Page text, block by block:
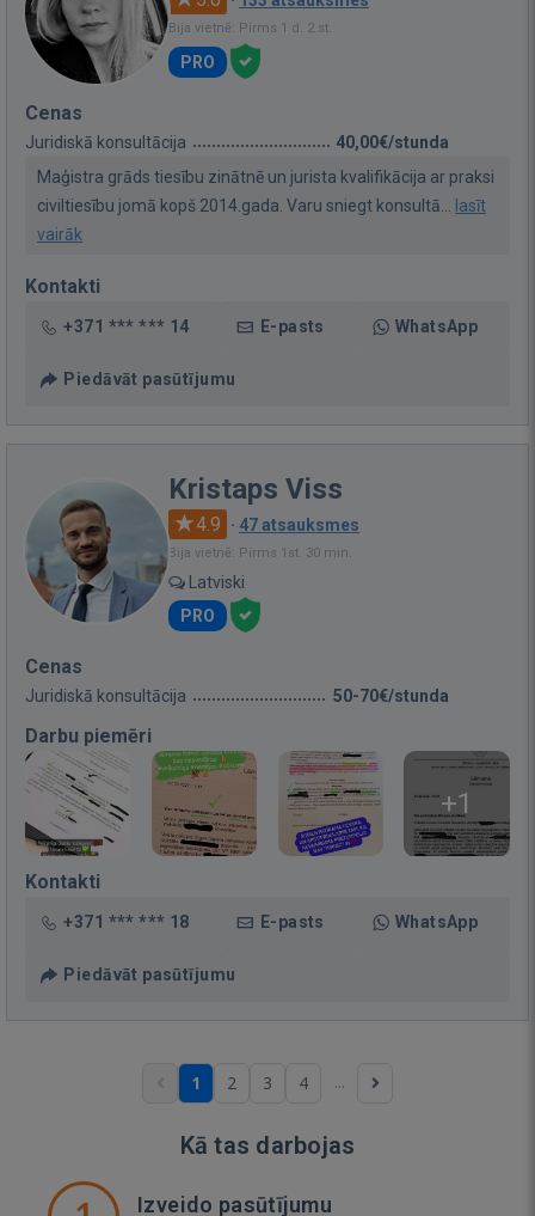
Bija vietnē: Pirms 1 d. 2 st.
PRO
Cenas
Juridiskā konsultācija
40,00€/stunda
Maģistra grāds tiesību zinātnē un jurista kvalifikācija ar praksi
civiltiesību jomā kopš 2014.gada. Varu sniegt konsultā... lasīt
vairāk
Kontakti
+371 *** *** 14 E-pasts WhatsApp
Piedāvāt pasūtījumu
Kristaps Viss
4.9 · 47 atsauksmes
Bija vietnē: Pirms 1st. 30 min.
Latviski
PRO
Cenas
Juridiskā konsultācija 50-70€/stunda
Darbu piemēri
+1
Kontakti
+371 *** *** 18 E-pasts WhatsApp
Piedāvāt pasūtījumu
1 2 3 4 ...
Kā tas darbojas
Izveido pasūtījumu